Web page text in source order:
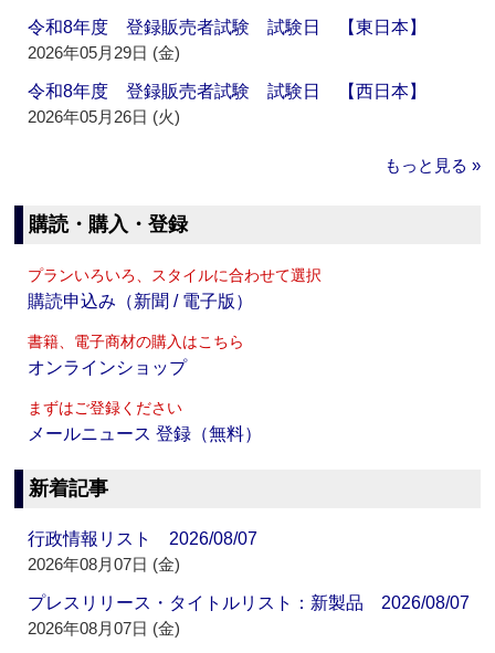
令和8年度 登録販売者試験 試験日 【東日本】
2026年05月29日 (金)
令和8年度 登録販売者試験 試験日 【西日本】
2026年05月26日 (火)
もっと見る »
購読・購入・登録
プランいろいろ、スタイルに合わせて選択
購読申込み（新聞 / 電子版）
書籍、電子商材の購入はこちら
オンラインショップ
まずはご登録ください
メールニュース 登録（無料）
新着記事
行政情報リスト 2026/08/07
2026年08月07日 (金)
プレスリリース・タイトルリスト：新製品 2026/08/07
2026年08月07日 (金)